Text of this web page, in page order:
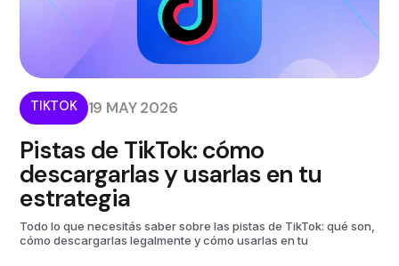
TIKTOK 19 MAY 2026
Pistas de TikTok: cómo
descargarlas y usarlas en tu
estrategia
Todo lo que necesitás saber sobre las pistas de TikTok: qué son,
cómo descargarlas legalmente y cómo usarlas en tu